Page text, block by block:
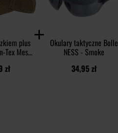
plus
Tex Mesh
zł
Okulary taktyczne Bolle
NESS - Smoke
34,95 zł